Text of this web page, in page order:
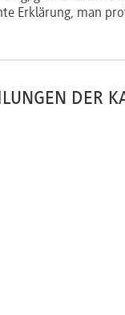
Erklärung, man
DER